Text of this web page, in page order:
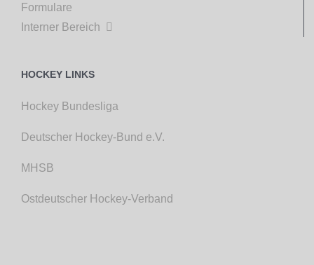
Formulare
Interner Bereich

HOCKEY LINKS
Hockey Bundesliga
Deutscher Hockey-Bund e.V.
MHSB
Ostdeutscher Hockey-Verband